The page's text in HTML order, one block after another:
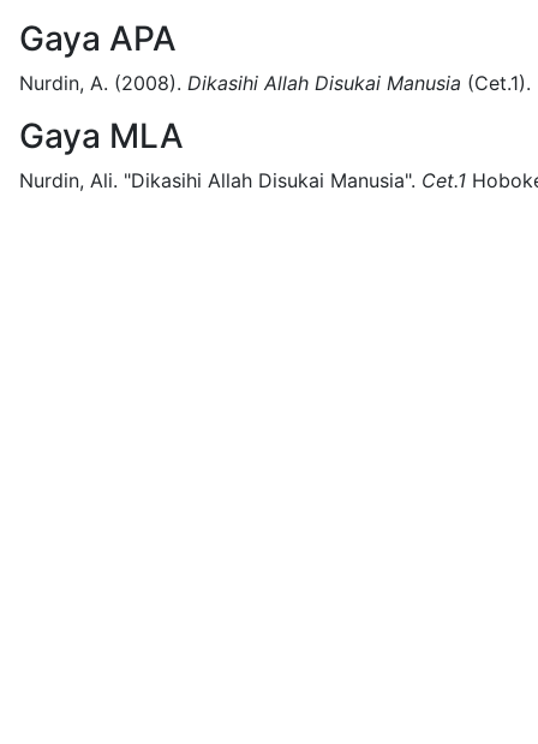
Gaya APA
Nurdin, A. (2008). Dikasihi Allah Disukai Manusia (Cet.1).
Gaya MLA
Nurdin, Ali. "Dikasihi Allah Disukai Manusia". Cet.1